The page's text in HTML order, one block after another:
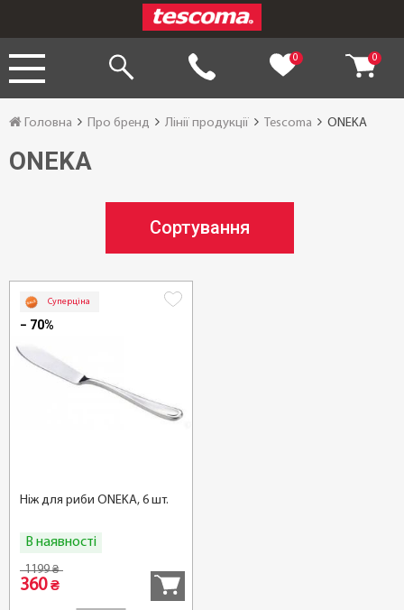
0 0
Головна Про бренд Лінії продукції Tescoma ONEKA
ONEKA
Сортування
Суперціна
− 70%
Ніж для риби ONEKA, 6 шт.
В наявності
1199₴
360₴